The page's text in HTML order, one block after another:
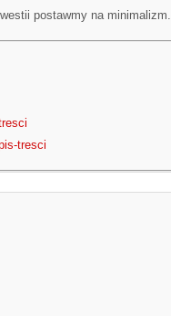
postawmy na minimalizm.
tresci